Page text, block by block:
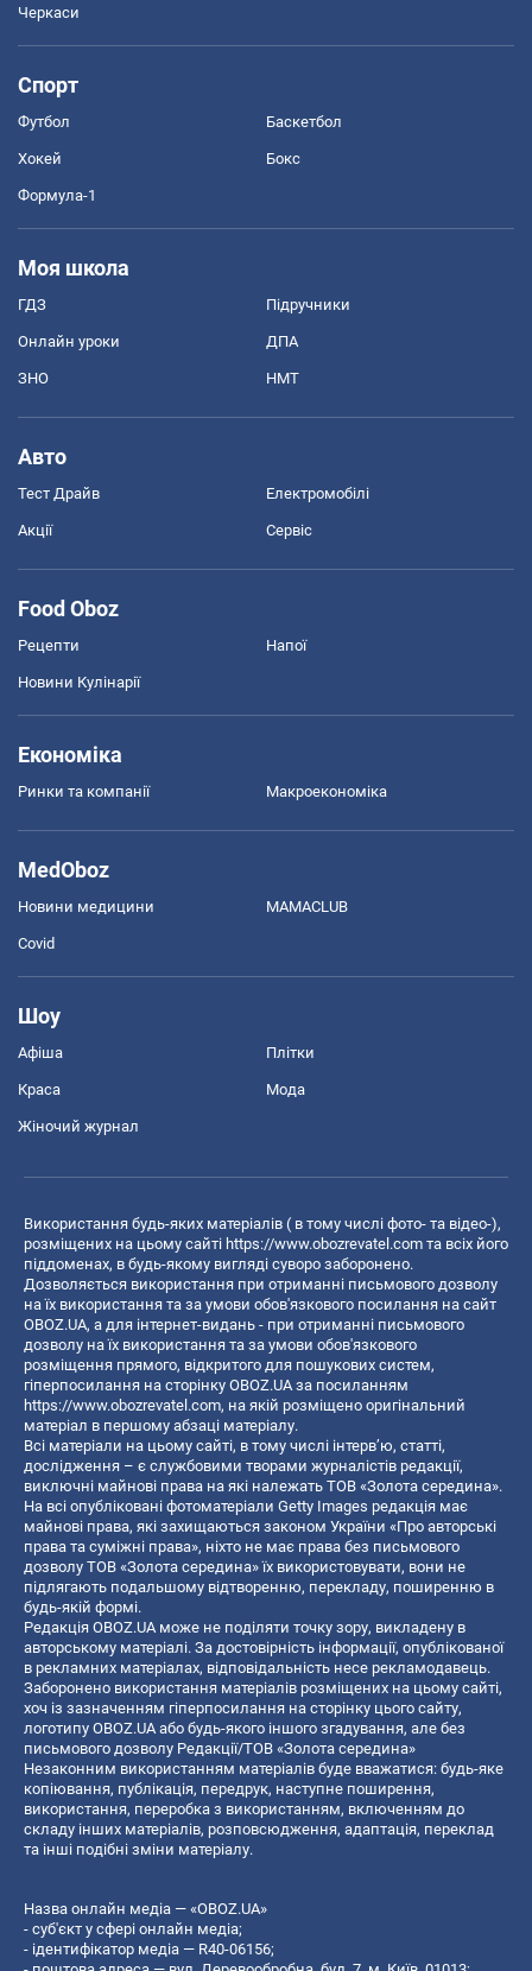
Черкаси
Спорт
Футбол Баскетбол
Хокей Бокс
Формула-1
Моя школа
ГДЗ Підручники
Онлайн уроки ДПА
ЗНО НМТ
Авто
Тест Драйв Електромобілі
Акції Сервіс
Food Oboz
Рецепти Напої
Новини Кулінарії
Економіка
Ринки та компанії Макроекономіка
MedOboz
Новини медицини MAMACLUB
Covid
Шоу
Афіша Плітки
Краса Мода
Жіночий журнал
Використання будь-яких матеріалів ( в тому числі фото- та відео-),
розміщених на цьому сайті https://www.obozrevatel.com та всіх його
піддоменах, в будь-якому вигляді суворо заборонено.
Дозволяється використання при отриманні письмового дозволу
на їх використання та за умови обов'язкового посилання на сайт
OBOZ.UA, а для інтернет-видань - при отриманні письмового
дозволу на їх використання та за умови обов'язкового
розміщення прямого, відкритого для пошукових систем,
гіперпосилання на сторінку OBOZ.UA за посиланням
https://www.obozrevatel.com, на якій розміщено оригінальний
матеріал в першому абзаці матеріалу.
Всі матеріали на цьому сайті, в тому числі інтерв’ю, статті,
дослідження – є службовими творами журналістів редакції,
виключні майнові права на які належать ТОВ «Золота середина».
На всі опубліковані фотоматеріали Getty Images редакція має
майнові права, які захищаються законом України «Про авторські
права та суміжні права», ніхто не має права без письмового
дозволу ТОВ «Золота середина» їх використовувати, вони не
підлягають подальшому відтворенню, перекладу, поширенню в
будь-якій формі.
Редакція OBOZ.UA може не поділяти точку зору, викладену в
авторському матеріалі. За достовірність інформації, опублікованої
в рекламних матеріалах, відповідальність несе рекламодавець.
Заборонено використання матеріалів розміщених на цьому сайті,
хоч із зазначенням гіперпосилання на сторінку цього сайту,
логотипу OBOZ.UA або будь-якого іншого згадування, але без
письмового дозволу Редакції/ТОВ «Золота середина»
Незаконним використанням матеріалів буде вважатися: будь-яке
копiювання, публiкацiя, передрук, наступне поширення,
використання, переробка з використанням, включенням до
складу інших матеріалів, розповсюдження, адаптація, переклад
та інші подібні зміни матеріалу.
Назва онлайн медіа — «OBOZ.UA»
- суб'єкт у сфері онлайн медіа;
- ідентифікатор медіа — R40-06156;